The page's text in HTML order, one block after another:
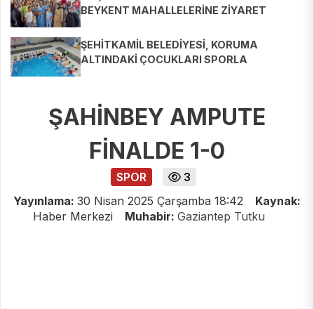
BEYKENT MAHALLELERİNE ZİYARET
ŞEHİTKAMİL BELEDİYESİ, KORUMA
ALTINDAKİ ÇOCUKLARI SPORLA
ŞAHİNBEY AMPUTE
FİNALDE 1-0
SPOR
3
Yayınlama: 30 Nisan 2025 Çarşamba 18:42
Kaynak:
Haber Merkezi
Muhabir: Gaziantep Tutku